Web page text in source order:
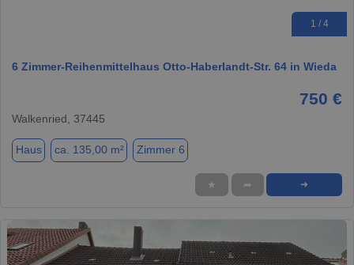
1 / 4
6 Zimmer-Reihenmittelhaus Otto-Haberlandt-Str. 64 in Wieda
750 €
Walkenried, 37445
Haus ca. 135,00 m² Zimmer 6
★ ➦ ➜